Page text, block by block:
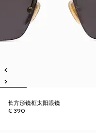
长方形镜框太阳眼镜
€ 390